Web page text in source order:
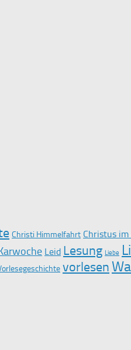
Christi Himmelfahrt Christus
Leid Lesung Liebe
vorlesen